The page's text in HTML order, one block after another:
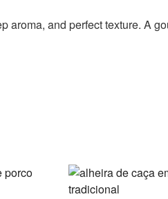
aroma, and perfect texture. A